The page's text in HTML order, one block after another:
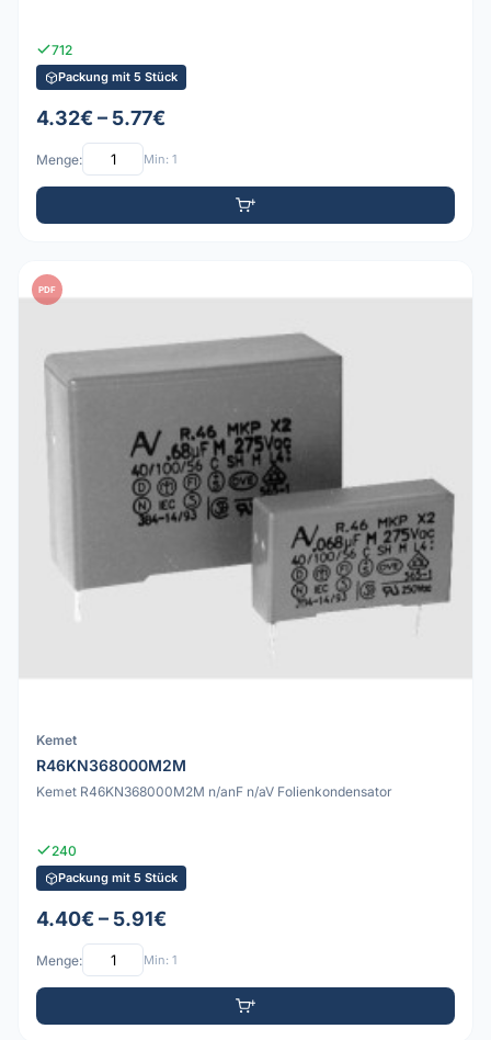
712
Packung mit 5 Stück
4.32€ – 5.77€
Menge: Min: 1
PDF
Kemet
R46KN368000M2M
Kemet R46KN368000M2M n/anF n/aV Folienkondensator
240
Packung mit 5 Stück
4.40€ – 5.91€
Menge: Min: 1